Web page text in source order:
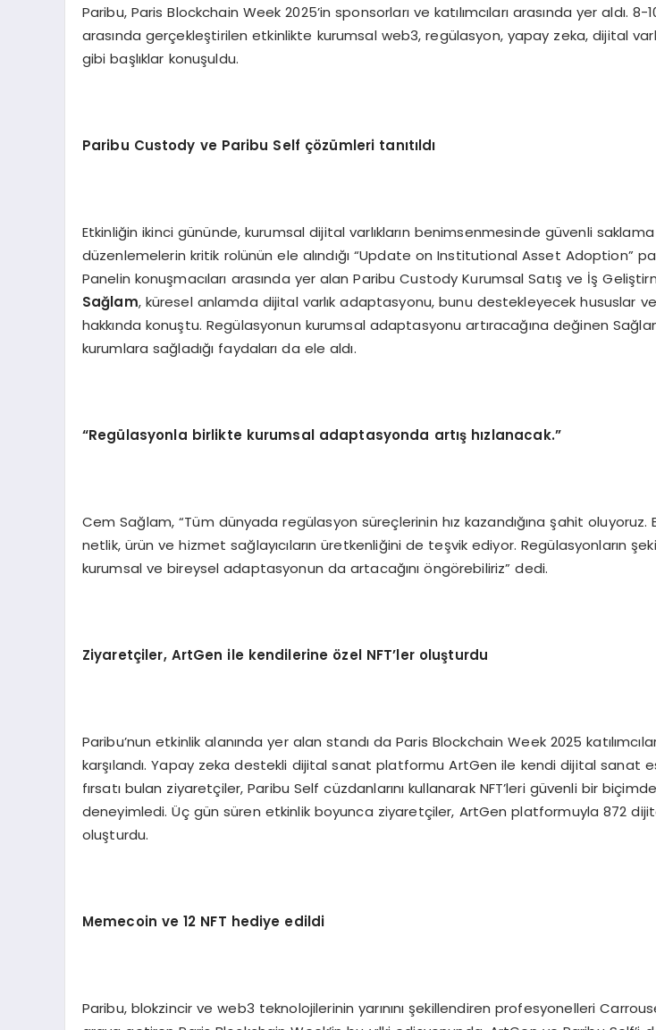
Paribu, Paris Blockchain Week 2025’in sponsorları ve katılımcıları arasında yer aldı.
arasında gerçekleştirilen etkinlikte kurumsal web3, regülasyon, yapay zeka, dijital
gibi başlıklar konuşuldu.
Paribu Custody ve Paribu Self çözümleri tanıtıldı
Etkinliğin ikinci gününde, kurumsal dijital varlıkların benimsenmesinde güvenli
düzenlemelerin kritik rolünün ele alındığı “Update on Institutional Asset Adoption”
Panelin konuşmacıları arasında yer alan Paribu Custody Kurumsal Satış ve İş
Sağlam, küresel anlamda dijital varlık adaptasyonu, bunu destekleyecek hususlar
hakkında konuştu. Regülasyonun kurumsal adaptasyonu artıracağına değinen
kurumlara sağladığı faydaları da ele aldı.
“Regülasyonla birlikte kurumsal adaptasyonda artış hızlanacak.”
Cem Sağlam, “Tüm dünyada regülasyon süreçlerinin hız kazandığına şahit oluyoruz.
netlik, ürün ve hizmet sağlayıcıların üretkenliğini de teşvik ediyor. Regülasyonların
kurumsal ve bireysel adaptasyonun da artacağını öngörebiliriz” dedi.
Ziyaretçiler, ArtGen ile kendilerine özel NFT’ler oluşturdu
Paribu’nun etkinlik alanında yer alan standı da Paris Blockchain Week 2025
karşılandı. Yapay zeka destekli dijital sanat platformu ArtGen ile kendi dijital sanat
fırsatı bulan ziyaretçiler, Paribu Self cüzdanlarını kullanarak NFT’leri güvenli bir
deneyimledi. Üç gün süren etkinlik boyunca ziyaretçiler, ArtGen platformuyla 872
oluşturdu.
Memecoin ve 12 NFT hediye edildi
Paribu, blokzincir ve web3 teknolojilerinin yarınını şekillendiren profesyonelleri